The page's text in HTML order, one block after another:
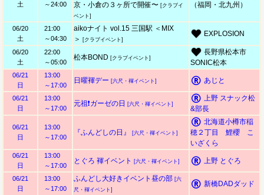
土
～24:00
京・小倉の３ヶ所で開催〜 [クラブイ
ベント]
（福岡・北九州）
06/20
土
21:00
～04:30
aikoナイト vol.15 三国駅 ＜MIX
＞
[クラブイベント]
EXPLOSION
06/20
土
22:00
～05:00
松本BOND [クラブイベント]
長野県松本市
SONIC松本
06/21
日
13:00
～17:00
日曜褌デー [六尺・褌イベント] あじと
06/21
日
13:00
～17:00
元祖❗ガーゼの日 [六尺・褌イベント]
上野 スナック松
&部長
06/21
日
13:00
～17:00
『ふんどしの日』 [六尺・褌イベント]
北海道小樽市稲
穂２丁目 鯉櫻 こ
いざくら
06/21
日
13:00
～17:00
とぐろ 褌イベント [六尺・褌イベント] 上野 とぐろ
06/21
日
13:00
～17:00
ふんどし大好きイベント昼の部 [六
尺・褌イベント]
新橋DADダッド